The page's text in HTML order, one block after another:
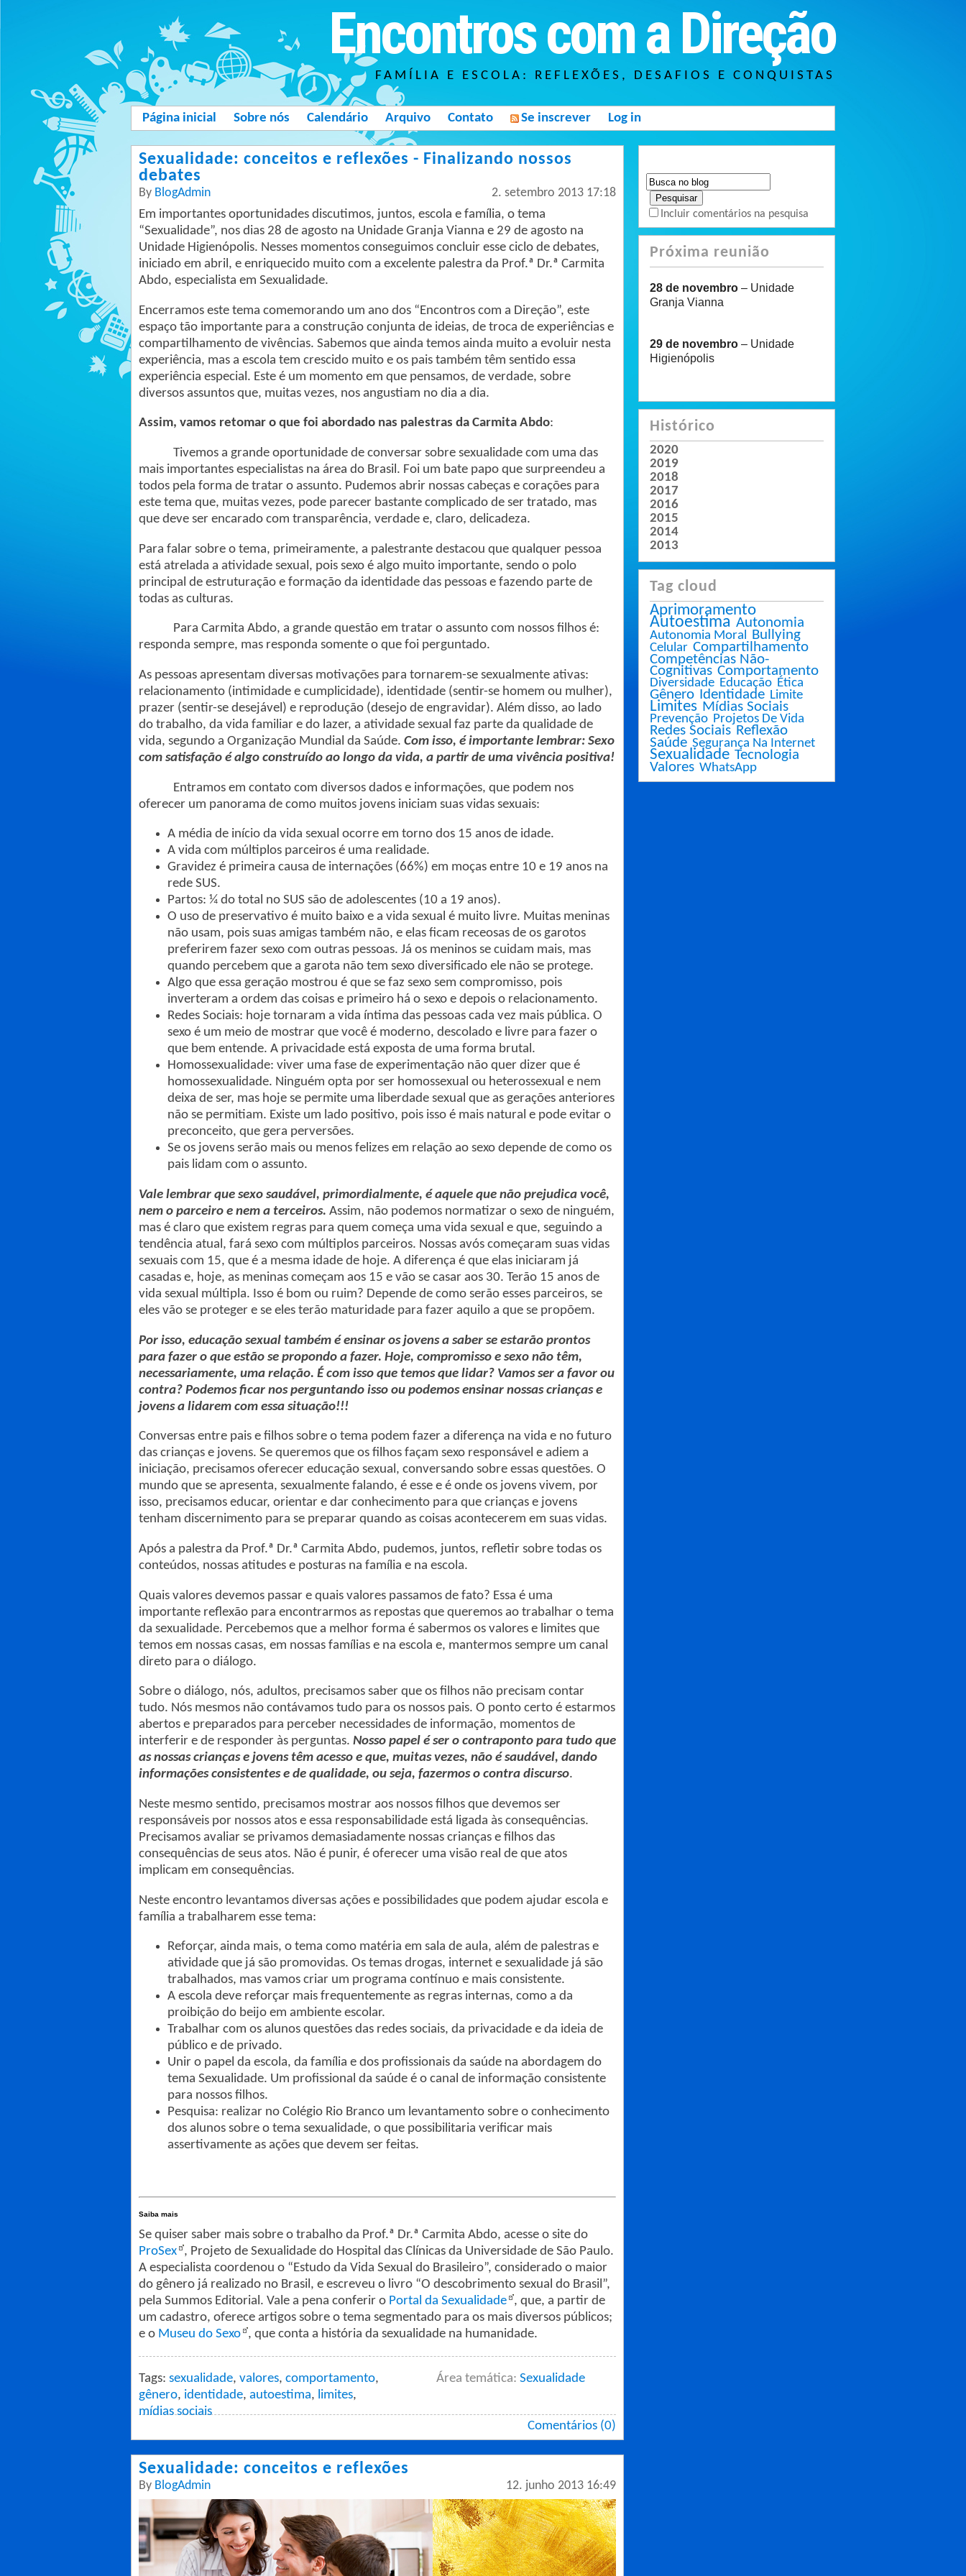
Encontros com a Direção
FAMÍLIA E ESCOLA: REFLEXÕES, DESAFIOS E CONQUISTAS
Página inicial Sobre nós Calendário Arquivo Contato Se inscrever Log in
Sexualidade: conceitos e reflexões - Finalizando nossos
debates
By BlogAdmin 2. setembro 2013 17:18
Em importantes oportunidades discutimos, juntos, escola e família, o tema
“Sexualidade”, nos dias 28 de agosto na Unidade Granja Vianna e 29 de agosto na
Unidade Higienópolis. Nesses momentos conseguimos concluir esse ciclo de debates,
iniciado em abril, e enriquecido muito com a excelente palestra da Prof.ª Dr.ª Carmita
Abdo, especialista em Sexualidade.
Encerramos este tema comemorando um ano dos “Encontros com a Direção”, este
espaço tão importante para a construção conjunta de ideias, de troca de experiências e
compartilhamento de vivências. Sabemos que ainda temos ainda muito a evoluir nesta
experiência, mas a escola tem crescido muito e os pais também têm sentido essa
experiência especial. Este é um momento em que pensamos, de verdade, sobre
diversos assuntos que, muitas vezes, nos angustiam no dia a dia.
Assim, vamos retomar o que foi abordado nas palestras da Carmita Abdo:
Tivemos a grande oportunidade de conversar sobre sexualidade com uma das
mais importantes especialistas na área do Brasil. Foi um bate papo que surpreendeu a
todos pela forma de tratar o assunto. Pudemos abrir nossas cabeças e corações para
este tema que, muitas vezes, pode parecer bastante complicado de ser tratado, mas
que deve ser encarado com transparência, verdade e, claro, delicadeza.
Para falar sobre o tema, primeiramente, a palestrante destacou que qualquer pessoa
está atrelada a atividade sexual, pois sexo é algo muito importante, sendo o polo
principal de estruturação e formação da identidade das pessoas e fazendo parte de
todas as culturas.
Para Carmita Abdo, a grande questão em tratar o assunto com nossos filhos é:
responda sempre, mas responda somente o que foi perguntado.
As pessoas apresentam diversas motivações para tornarem-se sexualmente ativas:
relacionamento (intimidade e cumplicidade), identidade (sentir-se homem ou mulher),
prazer (sentir-se desejável) e reprodução (desejo de engravidar). Além disso, ao lado
do trabalho, da vida familiar e do lazer, a atividade sexual faz parte da qualidade de
vida, segundo a Organização Mundial da Saúde. Com isso, é importante lembrar: Sexo
com satisfação é algo construído ao longo da vida, a partir de uma vivência positiva!
Entramos em contato com diversos dados e informações, que podem nos
oferecer um panorama de como muitos jovens iniciam suas vidas sexuais:
A média de início da vida sexual ocorre em torno dos 15 anos de idade.
A vida com múltiplos parceiros é uma realidade.
Gravidez é primeira causa de internações (66%) em moças entre 10 e 19 anos na
rede SUS.
Partos: ¼ do total no SUS são de adolescentes (10 a 19 anos).
O uso de preservativo é muito baixo e a vida sexual é muito livre. Muitas meninas
não usam, pois suas amigas também não, e elas ficam receosas de os garotos
preferirem fazer sexo com outras pessoas. Já os meninos se cuidam mais, mas
quando percebem que a garota não tem sexo diversificado ele não se protege.
Algo que essa geração mostrou é que se faz sexo sem compromisso, pois
inverteram a ordem das coisas e primeiro há o sexo e depois o relacionamento.
Redes Sociais: hoje tornaram a vida íntima das pessoas cada vez mais pública. O
sexo é um meio de mostrar que você é moderno, descolado e livre para fazer o
que bem entende. A privacidade está exposta de uma forma brutal.
Homossexualidade: viver uma fase de experimentação não quer dizer que é
homossexualidade. Ninguém opta por ser homossexual ou heterossexual e nem
deixa de ser, mas hoje se permite uma liberdade sexual que as gerações anteriores
não se permitiam. Existe um lado positivo, pois isso é mais natural e pode evitar o
preconceito, que gera perversões.
Se os jovens serão mais ou menos felizes em relação ao sexo depende de como os
pais lidam com o assunto.
Vale lembrar que sexo saudável, primordialmente, é aquele que não prejudica você,
nem o parceiro e nem a terceiros. Assim, não podemos normatizar o sexo de ninguém,
mas é claro que existem regras para quem começa uma vida sexual e que, seguindo a
tendência atual, fará sexo com múltiplos parceiros. Nossas avós começaram suas vidas
sexuais com 15, que é a mesma idade de hoje. A diferença é que elas iniciaram já
casadas e, hoje, as meninas começam aos 15 e vão se casar aos 30. Terão 15 anos de
vida sexual múltipla. Isso é bom ou ruim? Depende de como serão esses parceiros, se
eles vão se proteger e se eles terão maturidade para fazer aquilo a que se propõem.
Por isso, educação sexual também é ensinar os jovens a saber se estarão prontos
para fazer o que estão se propondo a fazer. Hoje, compromisso e sexo não têm,
necessariamente, uma relação. É com isso que temos que lidar? Vamos ser a favor ou
contra? Podemos ficar nos perguntando isso ou podemos ensinar nossas crianças e
jovens a lidarem com essa situação!!!
Conversas entre pais e filhos sobre o tema podem fazer a diferença na vida e no futuro
das crianças e jovens. Se queremos que os filhos façam sexo responsável e adiem a
iniciação, precisamos oferecer educação sexual, conversando sobre essas questões. O
mundo que se apresenta, sexualmente falando, é esse e é onde os jovens vivem, por
isso, precisamos educar, orientar e dar conhecimento para que crianças e jovens
tenham discernimento para se preparar quando as coisas acontecerem em suas vidas.
Após a palestra da Prof.ª Dr.ª Carmita Abdo, pudemos, juntos, refletir sobre todas os
conteúdos, nossas atitudes e posturas na família e na escola.
Quais valores devemos passar e quais valores passamos de fato? Essa é uma
importante reflexão para encontrarmos as repostas que queremos ao trabalhar o tema
da sexualidade. Percebemos que a melhor forma é sabermos os valores e limites que
temos em nossas casas, em nossas famílias e na escola e, mantermos sempre um canal
direto para o diálogo.
Sobre o diálogo, nós, adultos, precisamos saber que os filhos não precisam contar
tudo. Nós mesmos não contávamos tudo para os nossos pais. O ponto certo é estarmos
abertos e preparados para perceber necessidades de informação, momentos de
interferir e de responder às perguntas. Nosso papel é ser o contraponto para tudo que
as nossas crianças e jovens têm acesso e que, muitas vezes, não é saudável, dando
informações consistentes e de qualidade, ou seja, fazermos o contra discurso.
Neste mesmo sentido, precisamos mostrar aos nossos filhos que devemos ser
responsáveis por nossos atos e essa responsabilidade está ligada às consequências.
Precisamos avaliar se privamos demasiadamente nossas crianças e filhos das
consequências de seus atos. Não é punir, é oferecer uma visão real de que atos
implicam em consequências.
Neste encontro levantamos diversas ações e possibilidades que podem ajudar escola e
família a trabalharem esse tema:
Reforçar, ainda mais, o tema como matéria em sala de aula, além de palestras e
atividade que já são promovidas. Os temas drogas, internet e sexualidade já são
trabalhados, mas vamos criar um programa contínuo e mais consistente.
A escola deve reforçar mais frequentemente as regras internas, como a da
proibição do beijo em ambiente escolar.
Trabalhar com os alunos questões das redes sociais, da privacidade e da ideia de
público e de privado.
Unir o papel da escola, da família e dos profissionais da saúde na abordagem do
tema Sexualidade. Um profissional da saúde é o canal de informação consistente
para nossos filhos.
Pesquisa: realizar no Colégio Rio Branco um levantamento sobre o conhecimento
dos alunos sobre o tema sexualidade, o que possibilitaria verificar mais
assertivamente as ações que devem ser feitas.
Saiba mais
Se quiser saber mais sobre o trabalho da Prof.ª Dr.ª Carmita Abdo, acesse o site do
ProSex , Projeto de Sexualidade do Hospital das Clínicas da Universidade de São Paulo.
A especialista coordenou o “Estudo da Vida Sexual do Brasileiro”, considerado o maior
do gênero já realizado no Brasil, e escreveu o livro “O descobrimento sexual do Brasil”,
pela Summos Editorial. Vale a pena conferir o Portal da Sexualidade , que, a partir de
um cadastro, oferece artigos sobre o tema segmentado para os mais diversos públicos;
e o Museu do Sexo , que conta a história da sexualidade na humanidade.
Área temática: Sexualidade
Tags: sexualidade, valores, comportamento,
gênero, identidade, autoestima, limites,
mídias sociais
Comentários (0)
Sexualidade: conceitos e reflexões
By BlogAdmin 12. junho 2013 16:49
Incluir comentários na pesquisa
Próxima reunião
28 de novembro– Unidade
Granja Vianna
29 de novembro – Unidade
Higienópolis
Histórico
2020
2019
2018
2017
2016
2015
2014
2013
Tag cloud
Aprimoramento
Autoestima Autonomia
Autonomia Moral Bullying
Celular Compartilhamento
Competências Não-
Cognitivas Comportamento
Diversidade Educação Ética
Gênero Identidade Limite
Limites Mídias Sociais
Prevenção Projetos De Vida
Redes Sociais Reflexão
Saúde Segurança Na Internet
Sexualidade Tecnologia
Valores WhatsApp